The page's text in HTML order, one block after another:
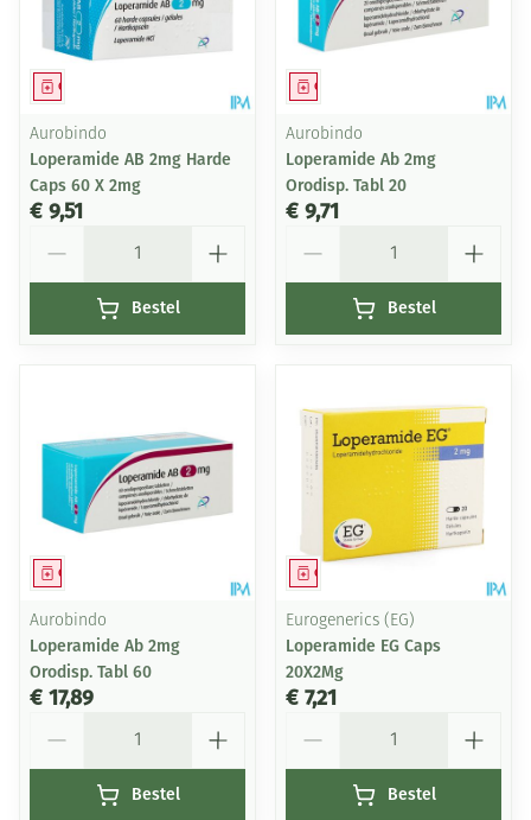
Geneesmiddel
Aurobindo
Loperamide AB 2mg Harde
Caps 60 X 2mg
€ 9,51
Bestel
Geneesmiddel
Aurobindo
Loperamide Ab 2mg
Orodisp. Tabl 20
€ 9,71
Bestel
Geneesmiddel
Aurobindo
Loperamide Ab 2mg
Orodisp. Tabl 60
€ 17,89
Bestel
Geneesmiddel
Eurogenerics (EG)
Loperamide EG Caps
20X2Mg
€ 7,21
Bestel